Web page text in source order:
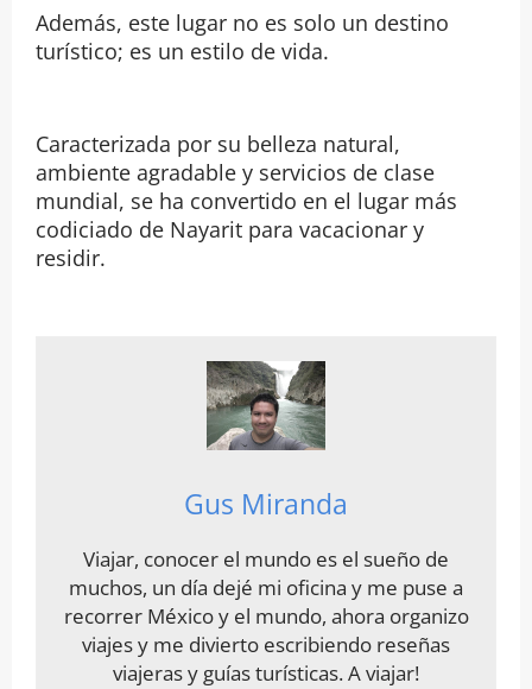
Además, este lugar no es solo un destino
turístico; es un estilo de vida.
Caracterizada por su belleza natural,
ambiente agradable y servicios de clase
mundial, se ha convertido en el lugar más
codiciado de Nayarit para vacacionar y
residir.
Gus Miranda
Viajar, conocer el mundo es el sueño de
muchos, un día dejé mi oficina y me puse a
recorrer México y el mundo, ahora organizo
viajes y me divierto escribiendo reseñas
viajeras y guías turísticas. A viajar!